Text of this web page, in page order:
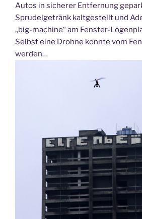
Autos in sicherer Entfernung
Sprudelgetränk kaltgestellt und
„big-machine“ am Fenster-
Selbst eine Drohne konnte vom
werden…